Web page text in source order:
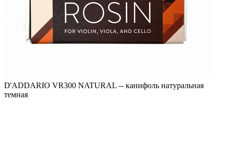
D'ADDARIO VR300 NATURAL -- канифоль натуральная
темная